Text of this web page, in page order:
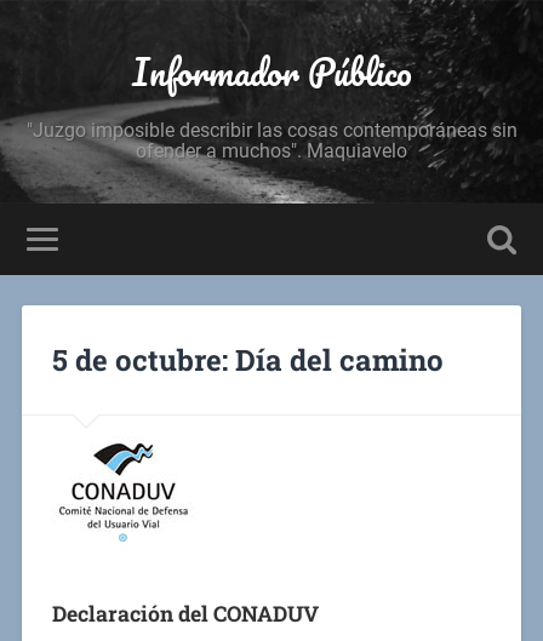
Informador Público
"Juzgo imposible describir las cosas contemporáneas sin
ofender a muchos". Maquiavelo
5 de octubre: Día del camino
Declaración del CONADUV